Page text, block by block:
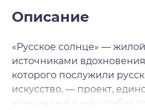
Описание
«Русское солнце» —
источниками
которого послужили
искусство, — проект,
единичный в масштабах